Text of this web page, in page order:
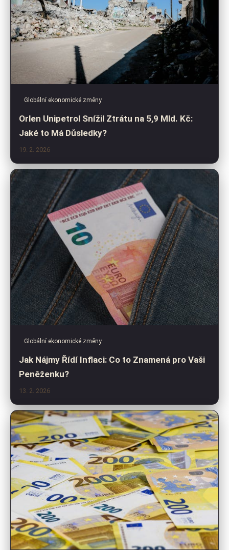
Globální ekonomické změny
Orlen Unipetrol Snížil Ztrátu na 5,9 Mld. Kč:
Jaké to Má Důsledky?
19. 2. 2026
Globální ekonomické změny
Jak Nájmy Řídí Inflaci: Co to Znamená pro Vaši
Peněženku?
13. 2. 2026